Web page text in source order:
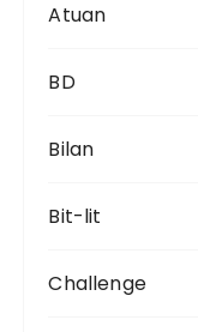
Atuan
BD
Bilan
Bit-lit
Challenge